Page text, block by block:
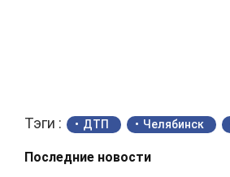
Тэги : ДТП Челябинск
Последние новости